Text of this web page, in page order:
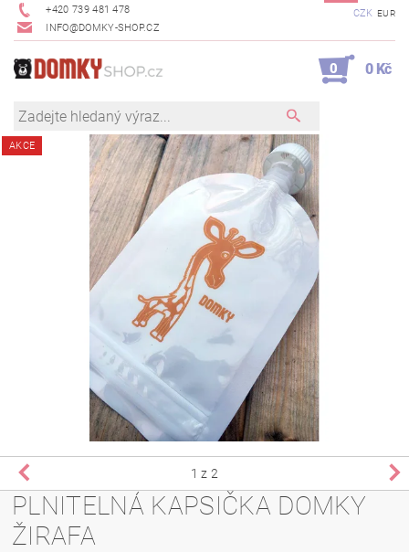
+420 739 481 478
INFO@DOMKY-SHOP.CZ
CZK EUR
0 0 Kč
AKCE
1 z 2
PLNITELNÁ KAPSIČKA DOMKY
ŽIRAFA